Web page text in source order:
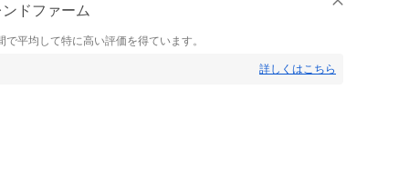
ドファーム
平均して特に高い評価を得ています。
詳しくはこちら